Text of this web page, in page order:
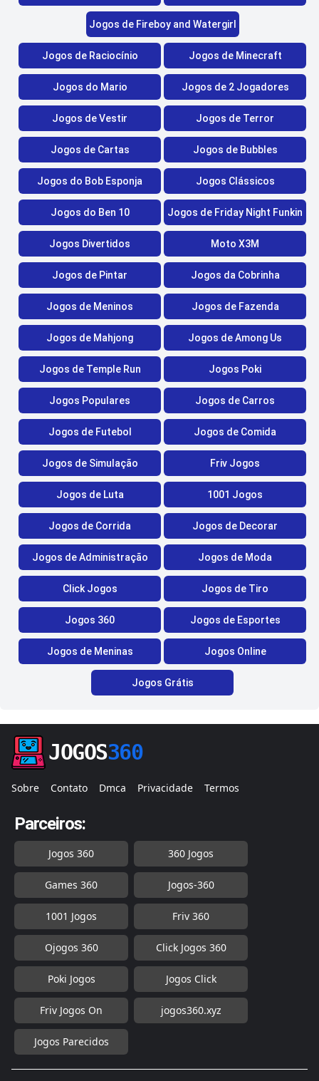
Jogos de Fireboy and Watergirl
Jogos de Raciocínio Jogos de Minecraft
Jogos do Mario Jogos de 2 Jogadores
Jogos de Vestir Jogos de Terror
Jogos de Cartas Jogos de Bubbles
Jogos do Bob Esponja Jogos Clássicos
Jogos do Ben 10 Jogos de Friday Night Funkin
Jogos Divertidos Moto X3M
Jogos de Pintar Jogos da Cobrinha
Jogos de Meninos Jogos de Fazenda
Jogos de Mahjong Jogos de Among Us
Jogos de Temple Run Jogos Poki
Jogos Populares Jogos de Carros
Jogos de Futebol Jogos de Comida
Jogos de Simulação Friv Jogos
Jogos de Luta 1001 Jogos
Jogos de Corrida Jogos de Decorar
Jogos de Administração Jogos de Moda
Click Jogos Jogos de Tiro
Jogos 360 Jogos de Esportes
Jogos de Meninas Jogos Online
Jogos Grátis
JOGOS360
Sobre Contato Dmca Privacidade Termos
Parceiros:
Jogos 360 360 Jogos
Games 360 Jogos-360
1001 Jogos Friv 360
Ojogos 360 Click Jogos 360
Poki Jogos Jogos Click
Friv Jogos On jogos360.xyz
Jogos Parecidos